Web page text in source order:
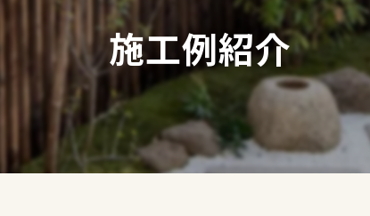
リフォーム
エクステリア
外壁塗装
平屋
施工例紹介